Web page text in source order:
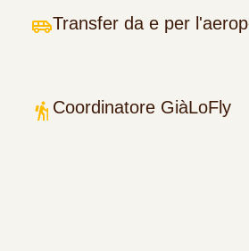
Transfer da e per
Coordinatore GiàLoFly